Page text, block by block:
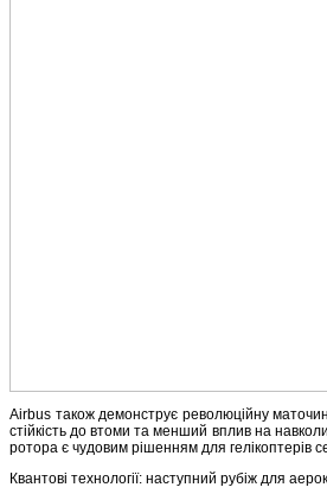
Airbus також демонструє революційну
стійкість до втоми та менший вплив на
ротора є чудовим рішенням для гелікоптерів
Квантові технології: наступний рубіж для